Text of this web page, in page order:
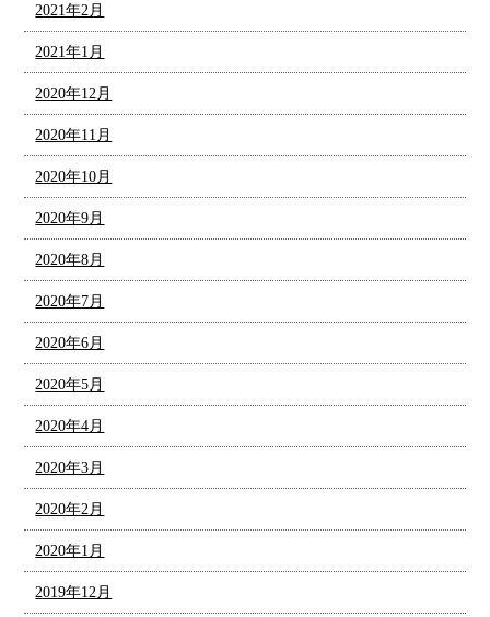
2021年2月
2021年1月
2020年12月
2020年11月
2020年10月
2020年9月
2020年8月
2020年7月
2020年6月
2020年5月
2020年4月
2020年3月
2020年2月
2020年1月
2019年12月